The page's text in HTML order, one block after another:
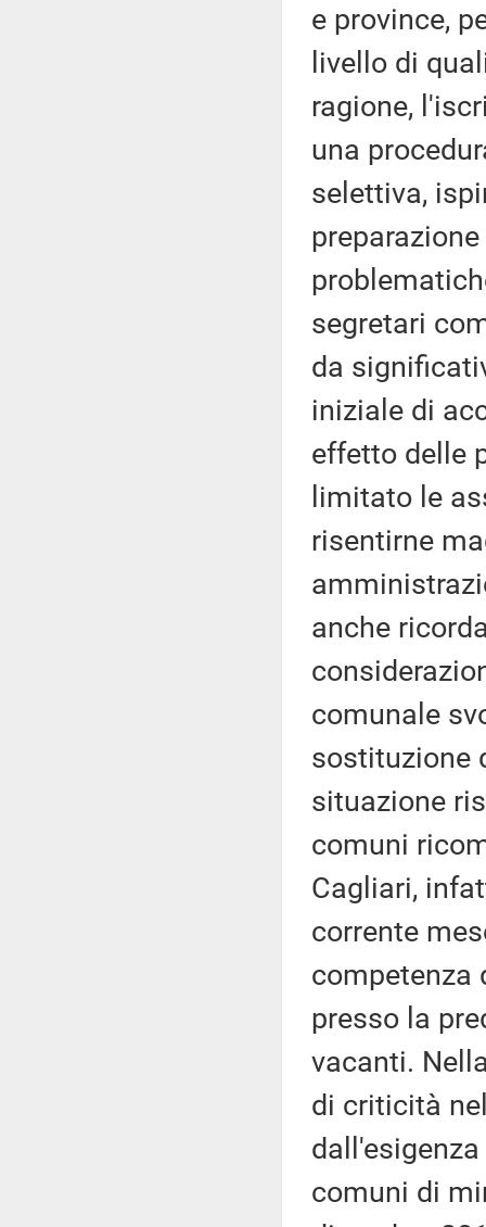
e province,
livello di
ragione,
una
selettiva,
segretari
da
iniziale di
effetto delle
limitato le
risentirne
anche
comunale
sostituzione
situazione
comuni
Cagliari,
corrente
competenza
presso la
vacanti.
di criticità
comuni di